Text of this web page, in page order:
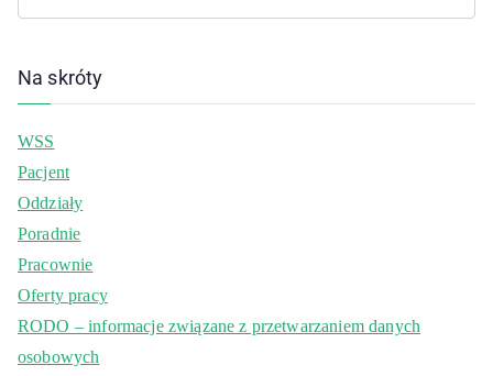
Na skróty
WSS
Pacjent
Oddziały
Poradnie
Pracownie
Oferty pracy
RODO – informacje związane z przetwarzaniem danych
osobowych